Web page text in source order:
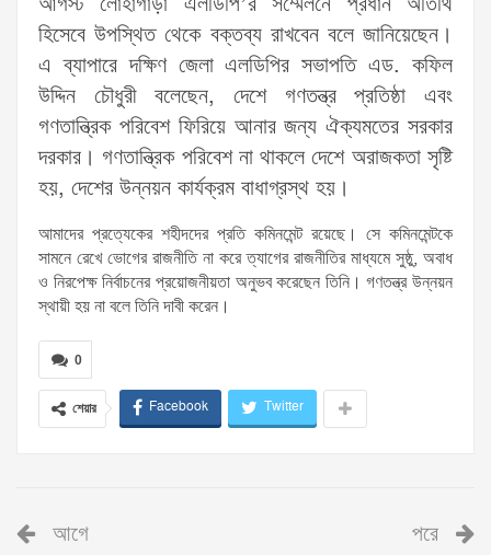
হিসেবে উপস্থিত থেকে বক্তব্য রাখবেন বলে জানিয়েছেন।
এ ব্যাপারে দক্ষিণ জেলা এলডিপির সভাপতি এড. কফিল
উদ্দিন চৌধুরী বলেছেন, দেশে গণতন্ত্র প্রতিষ্ঠা এবং
গণতান্ত্রিক পরিবেশ ফিরিয়ে আনার জন্য ঐক্যমতের সরকার
দরকার। গণতান্ত্রিক পরিবেশ না থাকলে দেশে অরাজকতা সৃষ্টি
হয়, দেশের উন্নয়ন কার্যক্রম বাধাগ্রস্থ হয়।
আমাদের প্রত্যেকের শহীদদের প্রতি কমিনমেন্ট রয়েছে। সে কমিনমেন্টকে
সামনে রেখে ভোগের রাজনীতি না করে ত্যাগের রাজনীতির মাধ্যমে সুষ্ঠু, অবাধ
ও নিরপেক্ষ নির্বাচনের প্রয়োজনীয়তা অনুভব করেছেন তিনি। গণতন্ত্র উন্নয়ন
স্থায়ী হয় না বলে তিনি দাবী করেন।
0
শেয়ার Facebook Twitter
আগে পরে